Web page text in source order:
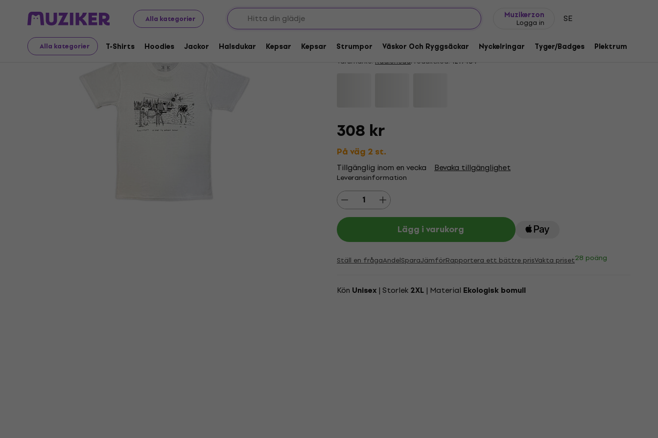
Alla kategorier
Muzikerzon
Logga in SE
Alla kategorier T-Shirts Hoodies Jackor Halsdukar Kepsar Kepsar Strumpor Väskor Och Ryggsäckar Nyckelringar Tyger/Badges Plektrum
Merch Musikalisk Merch T-Shirts
Radiohead Despot White 2XL Skjorta
5/5 6 x rated
Varumärke: RadioheadProduktkod: 1219484
308 kr
På väg 2 st.
Tillgänglig inom en vecka Bevaka tillgänglighet
Leveransinformation
Lägg i varukorg
Ställ en frågaAndelSparaJämförRapportera ett bättre prisVakta priset28 poäng
Kön Unisex | Storlek 2XL | Material Ekologisk bomull